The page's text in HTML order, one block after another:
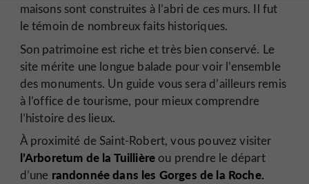
maisons sont construites à l’abri de ces murs. Il fut
le témoin de nombreux faits historiques.
Son patrimoine est riche et très bien conservé. Le
site mérite une longue balade pour voir l’ensemble
des monuments. Un guide vous sera d’ailleurs remis
à l’office de tourisme, pour mieux comprendre
l’histoire des lieux.
À proximité de Saint-Robert, vous pouvez visiter
l’Arboretum de la Tuillière ou prendre le départ
d’une randonnée dans les Gorges de la Roche.